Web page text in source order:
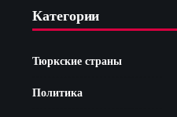
Категории
Тюркские страны
Политика